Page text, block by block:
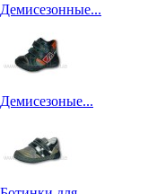
Демисезонные...
Демисезоные...